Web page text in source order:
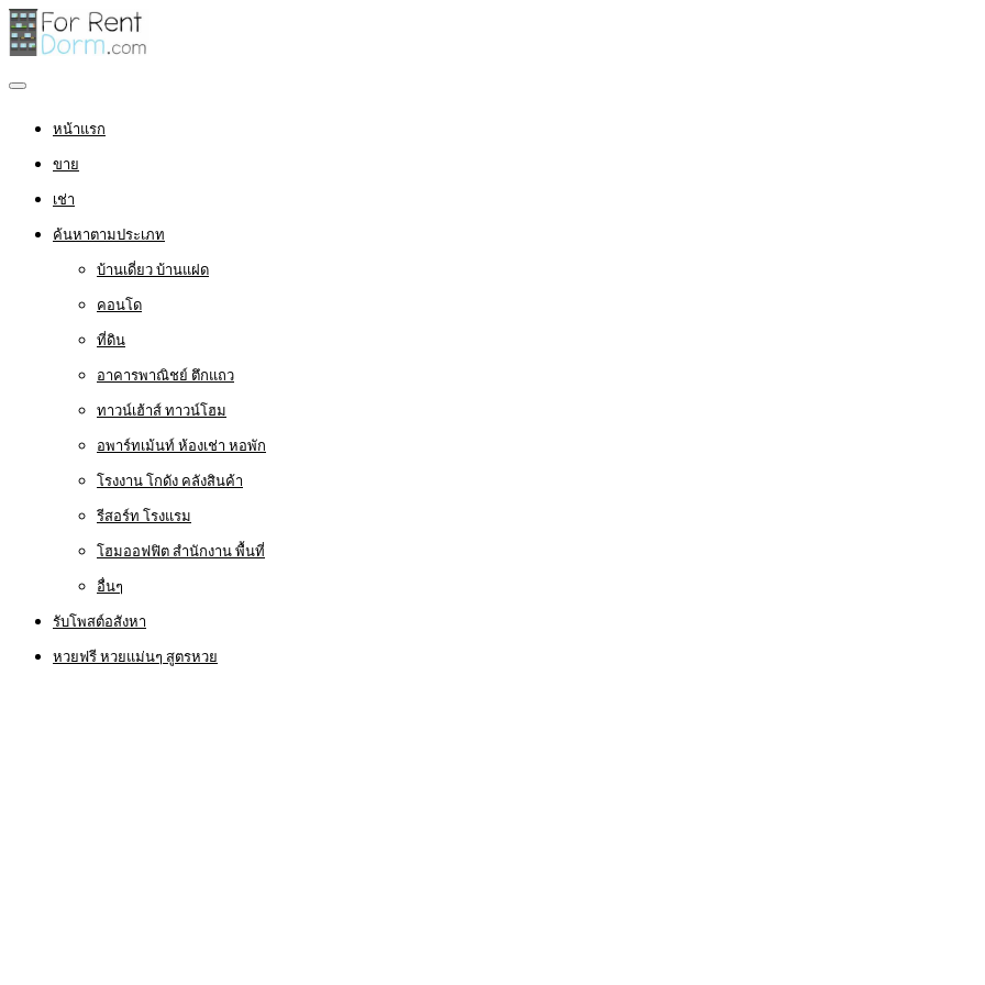
หน้าแรก
ขาย
เช่า
ค้นหาตามประเภท
บ้านเดี่ยว บ้านแฝด
คอนโด
ที่ดิน
อาคารพาณิชย์ ตึกแถว
ทาวน์เฮ้าส์ ทาวน์โฮม
อพาร์ทเม้นท์ ห้องเช่า หอพัก
โรงงาน โกดัง คลังสินค้า
รีสอร์ท โรงแรม
โฮมออฟฟิต สำนักงาน พื้นที่
อื่นๆ
รับโพสต์อสังหา
หวยฟรี หวยแม่นๆ สูตรหวย